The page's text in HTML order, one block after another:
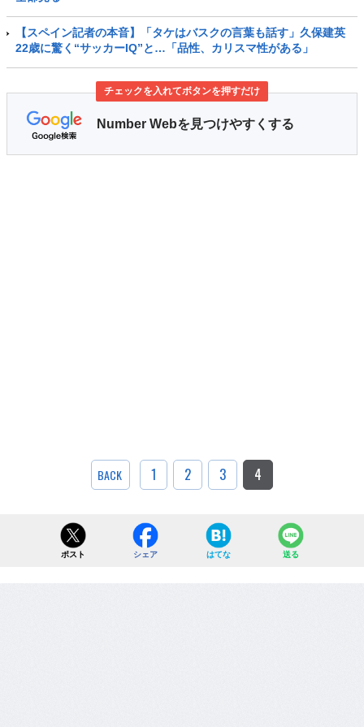
【スペイン記者の本音】「タケはバスクの言葉も話す」久保建英
22歳に驚く“サッカーIQ”と…「品性、カリスマ性がある」
チェックを入れてボタンを押すだけ
Number Webを見つけやすくする
BACK 1 2 3 4
ポスト シェア はてな 送る